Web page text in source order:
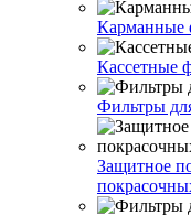
Карманные
Кассетные
Фильтры
Защитное